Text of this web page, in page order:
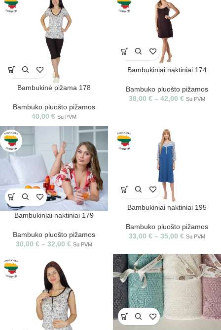
Bambukinė pižama 178
Bambuko pluošto pižamos
40,00 € Su PVM
Bambukiniai naktiniai 174
Bambuko pluošto pižamos
38,00 € – 42,00 € Su PVM
Bambukiniai naktiniai 179
Bambuko pluošto pižamos
30,00 € – 32,00 € Su PVM
Bambukiniai naktiniai 195
Bambuko pluošto pižamos
33,00 € – 35,00 € Su PVM